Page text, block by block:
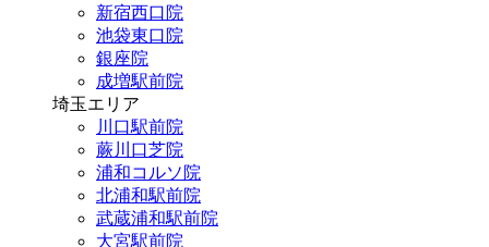
新宿西口院
池袋東口院
銀座院
成増駅前院
埼玉エリア
川口駅前院
蕨川口芝院
浦和コルソ院
北浦和駅前院
武蔵浦和駅前院
大宮駅前院